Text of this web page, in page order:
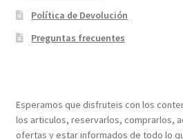
Política de Devolución
Preguntas frecuentes
Esperamos que disfruteis con los
los articulos, reservarlos, comprarlos,
ofertas y estar informados de todo lo